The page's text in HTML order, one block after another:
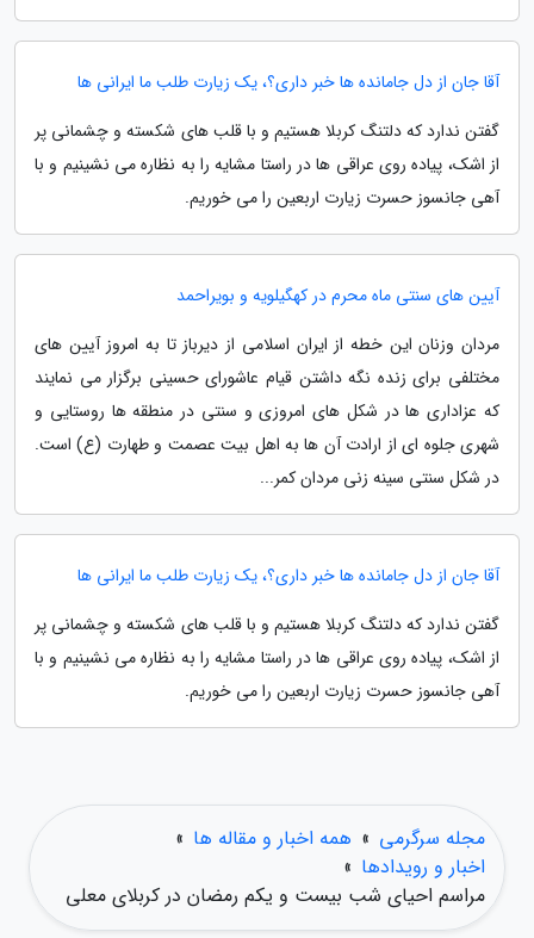
آقا جان از دل جامانده ها خبر داری؟، یک زیارت طلب ما ایرانی ها
گفتن ندارد که دلتنگ کربلا هستیم و با قلب های شکسته و چشمانی پر
از اشک، پیاده روی عراقی ها در راستا مشایه را به نظاره می نشینیم و با
آهی جانسوز حسرت زیارت اربعین را می خوریم.
آیین های سنتی ماه محرم در کهگیلویه و بویراحمد
مردان وزنان این خطه از ایران اسلامی از دیرباز تا به امروز آیین های
مختلفی برای زنده نگه داشتن قیام عاشورای حسینی برگزار می نمایند
که عزاداری ها در شکل های امروزی و سنتی در منطقه ها روستایی و
شهری جلوه ای از ارادت آن ها به اهل بیت عصمت و طهارت (ع) است.
در شکل سنتی سینه زنی مردان کمر...
آقا جان از دل جامانده ها خبر داری؟، یک زیارت طلب ما ایرانی ها
گفتن ندارد که دلتنگ کربلا هستیم و با قلب های شکسته و چشمانی پر
از اشک، پیاده روی عراقی ها در راستا مشایه را به نظاره می نشینیم و با
آهی جانسوز حسرت زیارت اربعین را می خوریم.
مجله سرگرمی » همه اخبار و مقاله ها »
اخبار و رویدادها »
مراسم احیای شب بیست و یکم رمضان در کربلای معلی